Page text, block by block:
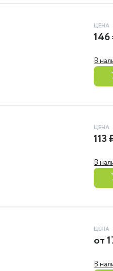
ЦЕНА
146
В
ЦЕНА
113
В
ЦЕНА
от
В